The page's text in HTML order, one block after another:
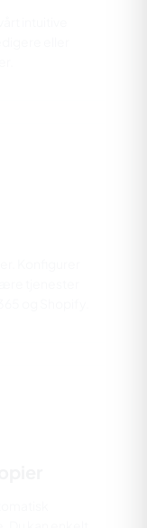
intuitive
eller
Konfigurer
tjenester
og Shopify.